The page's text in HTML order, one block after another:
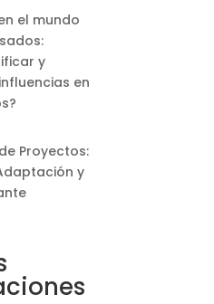
el mundo
y
en
Proyectos:
y